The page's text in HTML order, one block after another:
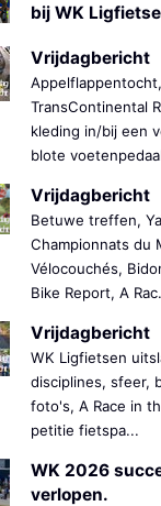
bij WK
Vrijdagbericht
Appelflappentocht,
TransContinental
kleding in/bij een
blote
Vrijdagbericht
Betuwe treffen,
Championnats du
Vélocouchés,
Bike Report, A
Vrijdagbericht
WK Ligfietsen
disciplines, sfeer,
foto's, A Race in
petitie fietspa...
WK 2026
verlopen.